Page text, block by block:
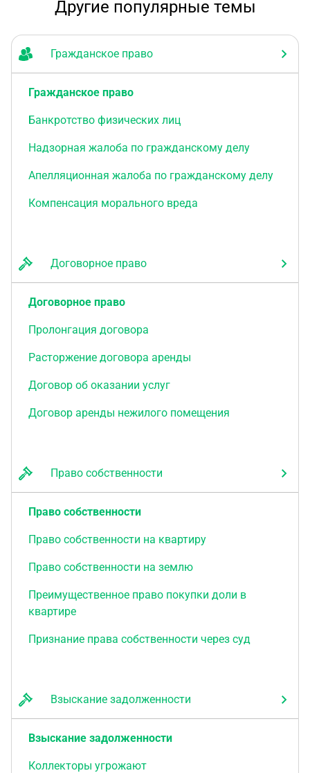
Другие популярные темы
Гражданское право
Гражданское право
Банкротство физических лиц
Надзорная жалоба по гражданскому делу
Апелляционная жалоба по гражданскому делу
Компенсация морального вреда
Договорное право
Договорное право
Пролонгация договора
Расторжение договора аренды
Договор об оказании услуг
Договор аренды нежилого помещения
Право собственности
Право собственности
Право собственности на квартиру
Право собственности на землю
Преимущественное право покупки доли в
квартире
Признание права собственности через суд
Взыскание задолженности
Взыскание задолженности
Коллекторы угрожают